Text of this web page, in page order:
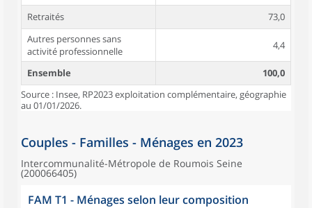
Retraités
73,0
Autres personnes sans
activité professionnelle
4,4
Ensemble
100,0
Source : Insee, RP2023 exploitation complémentaire, géographie
au 01/01/2026.
Couples - Familles - Ménages en 2023
Intercommunalité-Métropole de Roumois Seine
(200066405)
FAM T1 - Ménages selon leur composition